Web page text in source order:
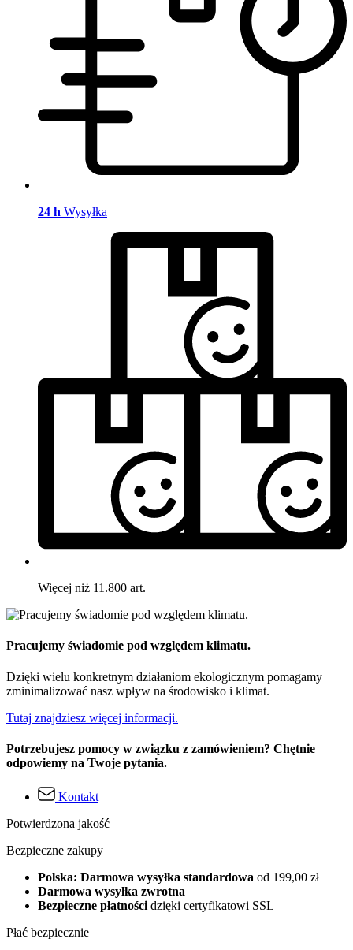
24 h Wysyłka
Więcej niż 11.800 art.
Pracujemy świadomie pod względem klimatu.
Dzięki wielu konkretnym działaniom ekologicznym pomagamy
zminimalizować nasz wpływ na środowisko i klimat.
Tutaj znajdziesz więcej informacji.
Potrzebujesz pomocy w związku z zamówieniem? Chętnie
odpowiemy na Twoje pytania.
Kontakt
Potwierdzona jakość
Bezpieczne zakupy
Polska: Darmowa wysyłka standardowa od 199,00 zł
Darmowa wysyłka zwrotna
Bezpieczne płatności dzięki certyfikatowi SSL
Płać bezpiecznie